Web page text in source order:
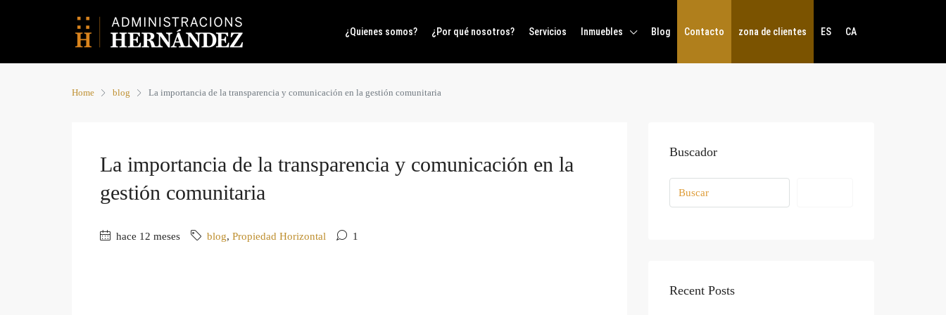
¿Quienes somos? ¿Por qué nosotros? Servicios Inmuebles Blog Contacto zona de clientes ES CA
Home blog La importancia de la transparencia y comunicación en la gestión comunitaria
La importancia de la transparencia y comunicación en la
gestión comunitaria
hace 12 meses blog, Propiedad Horizontal 1
Buscador
Recent Posts